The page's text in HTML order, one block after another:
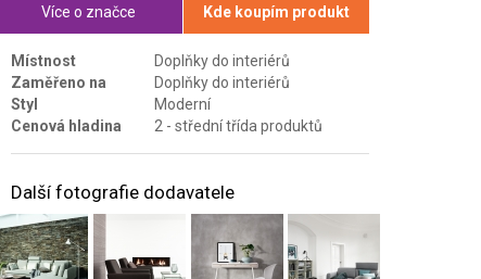
Více o značce Kde koupím produkt
Místnost
Doplňky do interiérů
Zaměřeno na
Doplňky do interiérů
Styl
Moderní
Cenová hladina
2 - střední třída produktů
Další fotografie dodavatele